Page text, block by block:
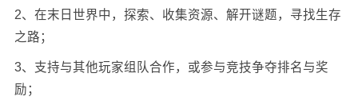
2、在末日世界中，探索、收集资源、解开谜题，寻找生存
之路；
3、支持与其他玩家组队合作，或参与竞技争夺排名与奖
励；